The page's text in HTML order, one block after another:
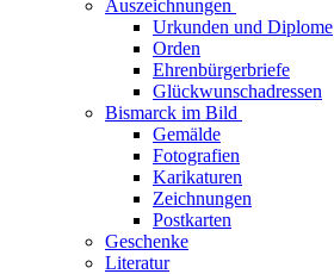
Auszeichnungen
Urkunden und Diplome
Orden
Ehrenbürgerbriefe
Glückwunschadressen
Bismarck im Bild
Gemälde
Fotografien
Karikaturen
Zeichnungen
Postkarten
Geschenke
Literatur